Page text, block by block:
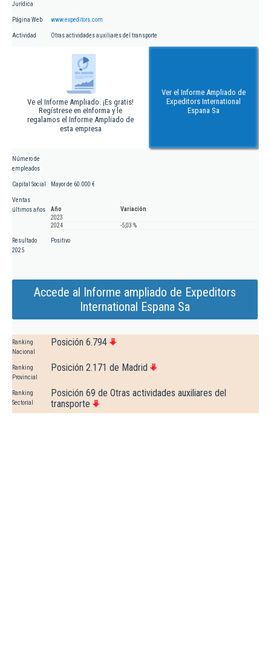
Jurídica
Página Web www.expeditors.com
Actividad Otras actividades auxiliares del transporte
Ve el Informe Ampliado. ¡Es gratis!
Regístrese en eInforma y le
regalamos el Informe Ampliado de
esta empresa
Ver el Informe Ampliado de
Expeditors International
Espana Sa
Número de
empleados
Capital Social Mayor de 60.000 €
Ventas
últimos años
Año
Variación
2023
2024
-5,03 %
Resultado
2025
Positivo
Accede al Informe ampliado de Expeditors
International Espana Sa
Ranking
Nacional
Posición 6.794
Ranking
Provincial
Posición 2.171 de Madrid
Ranking
Sectorial
Posición 69 de Otras actividades auxiliares del
transporte